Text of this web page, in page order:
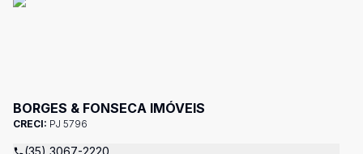
BORGES & FONSECA IMÓVEIS
CRECI: PJ 5796
(35) 3067-2220